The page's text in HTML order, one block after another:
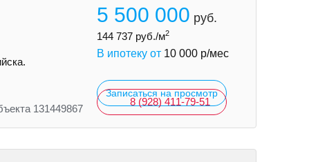
131449867
5 500 000 руб.
144 737 руб./м2
В ипотеку от 10 000 р/мес
Записаться на просмотр
8 (928) 411-79-51